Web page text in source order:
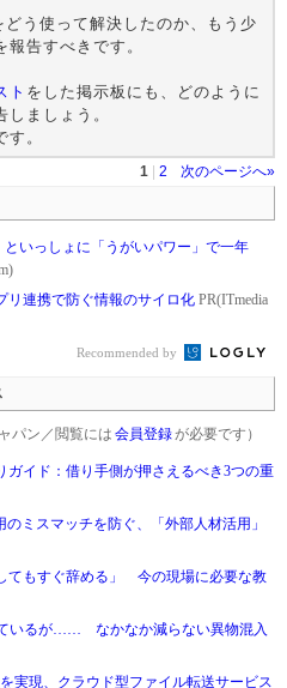
う使って解決したのか、もう少
報告すべきです。
ト をした掲示板にも、どのように
ましょう。
。
1 2
次のページへ»
といっしょに「うがいパワー」で一年
連携で防ぐ情報のサイロ化 PR(ITmedia
Recommended by
ャパン／閲覧には 会員登録が必要です）
ガイド：借り手側が押さえるべき3つの重
ミスマッチを防ぐ、「外部人材活用」
てもすぐ辞める」 今の現場に必要な教
いるが…… なかなか減らない異物混入
実現、クラウド型ファイル転送サービス